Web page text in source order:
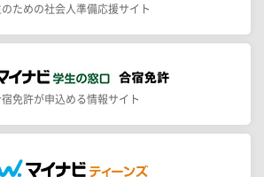
のための社会人準備応援サイト
宿免許が申込める情報サイト